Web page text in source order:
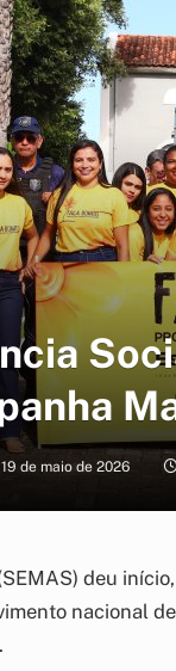
19 de maio de 2026
deu
nacional